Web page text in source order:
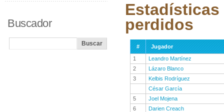
perdidos
#
Jugador
1
Leandro Martínez
2
Lázaro Blanco
3
Kelbis Rodríguez
César García
5
Joel Mojena
6
Darien Creach
Buscador